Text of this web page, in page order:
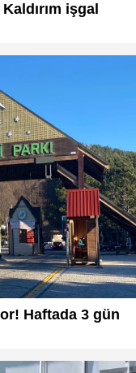
işgal
Haftada 3 gün